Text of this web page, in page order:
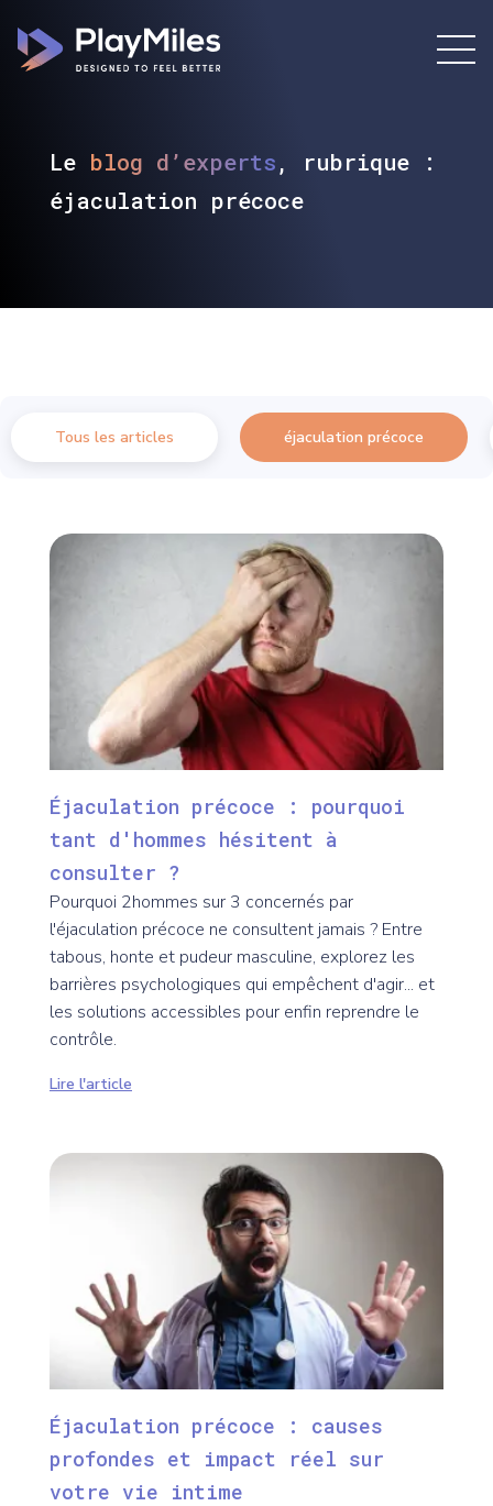
Le blog d’experts, rubrique :
éjaculation précoce
Tous les articles éjaculation précoce
Éjaculation précoce : pourquoi
tant d'hommes hésitent à
consulter ?
Pourquoi 2hommes sur 3 concernés par
l'éjaculation précoce ne consultent jamais ? Entre
tabous, honte et pudeur masculine, explorez les
barrières psychologiques qui empêchent d'agir... et
les solutions accessibles pour enfin reprendre le
contrôle.
Lire l'article
Éjaculation précoce : causes
profondes et impact réel sur
votre vie intime